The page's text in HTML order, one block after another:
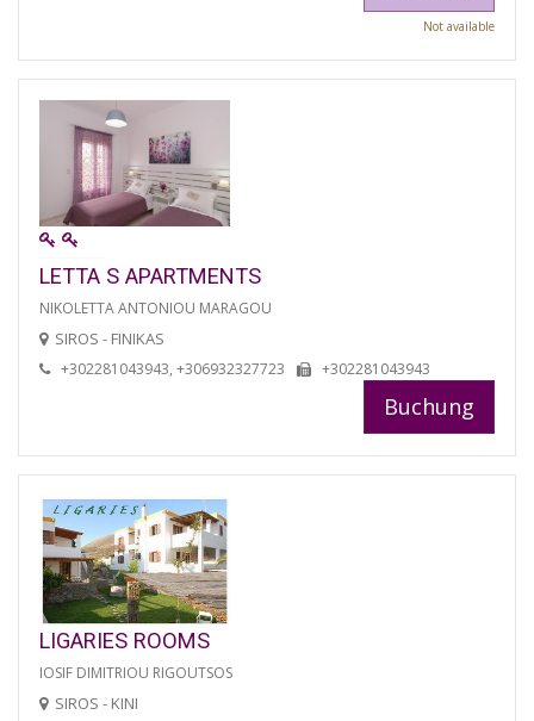
Not available
LETTA S APARTMENTS
NIKOLETTA ANTONIOU MARAGOU
SIROS - FINIKAS
+302281043943, +306932327723 +302281043943
Buchung
LIGARIES ROOMS
IOSIF DIMITRIOU RIGOUTSOS
SIROS - KINI